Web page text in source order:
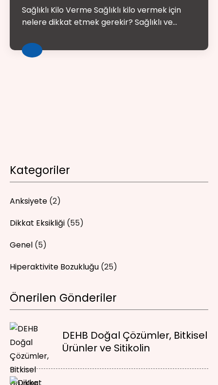
Sağlıklı Kilo Verme Sağlıklı kilo vermek için
nelere dikkat etmek gerekir? Sağlıklı ve...
Kategoriler
Anksiyete (2)
Dikkat Eksikliği (55)
Genel (5)
Hiperaktivite Bozukluğu (25)
Önerilen Gönderiler
DEHB Doğal Çözümler, Bitkisel
Ürünler ve Sitikolin